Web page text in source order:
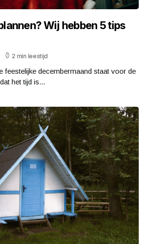
Wij hebben 5 tips
2 min leestijd
feestelijke decembermaand staat voor de
het tijd is...